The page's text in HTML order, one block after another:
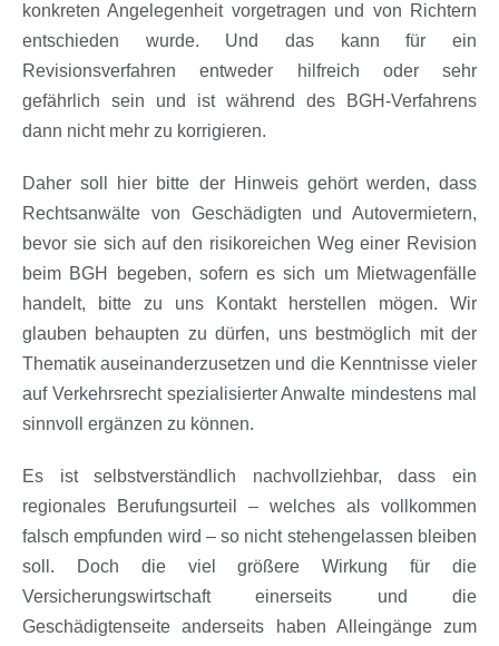
konkreten Angelegenheit vorgetragen und von Richtern
entschieden wurde. Und das kann für ein
Revisionsverfahren entweder hilfreich oder sehr
gefährlich sein und ist während des BGH-Verfahrens
dann nicht mehr zu korrigieren.
Daher soll hier bitte der Hinweis gehört werden, dass
Rechtsanwälte von Geschädigten und Autovermietern,
bevor sie sich auf den risikoreichen Weg einer Revision
beim BGH begeben, sofern es sich um Mietwagenfälle
handelt, bitte zu uns Kontakt herstellen mögen. Wir
glauben behaupten zu dürfen, uns bestmöglich mit der
Thematik auseinanderzusetzen und die Kenntnisse vieler
auf Verkehrsrecht spezialisierter Anwalte mindestens mal
sinnvoll ergänzen zu können.
Es ist selbstverständlich nachvollziehbar, dass ein
regionales Berufungsurteil – welches als vollkommen
falsch empfunden wird – so nicht stehengelassen bleiben
soll. Doch die viel größere Wirkung für die
Versicherungswirtschaft einerseits und die
Geschädigtenseite anderseits haben Alleingänge zum